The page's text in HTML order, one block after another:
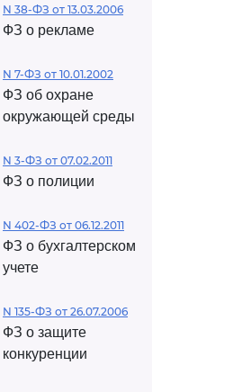
N 38-ФЗ от 13.03.2006
ФЗ о рекламе
N 7-ФЗ от 10.01.2002
ФЗ об охране
окружающей среды
N 3-ФЗ от 07.02.2011
ФЗ о полиции
N 402-ФЗ от 06.12.2011
ФЗ о бухгалтерском
учете
N 135-ФЗ от 26.07.2006
ФЗ о защите
конкуренции